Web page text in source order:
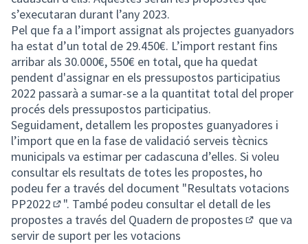
s’executaran durant l’any 2023.
Pel que fa a l’import assignat als projectes guanyadors
ha estat d’un total de 29.450€. L’import restant fins
arribar als 30.000€, 550€ en total, que ha quedat
pendent d'assignar en els pressupostos participatius
2022 passarà a sumar-se a la quantitat total del proper
procés dels pressupostos participatius.
Seguidament, detallem les propostes guanyadores i
l’import que en la fase de validació serveis tècnics
municipals va estimar per cadascuna d’elles. Si voleu
consultar els resultats de totes les propostes, ho
podeu fer a través del document "Resultats votacions
PP2022
(Enllaç extern)
". També podeu consultar el detall de les
propostes a través del Quadern de propostes
(Enllaç
que va
servir de suport per les votacions